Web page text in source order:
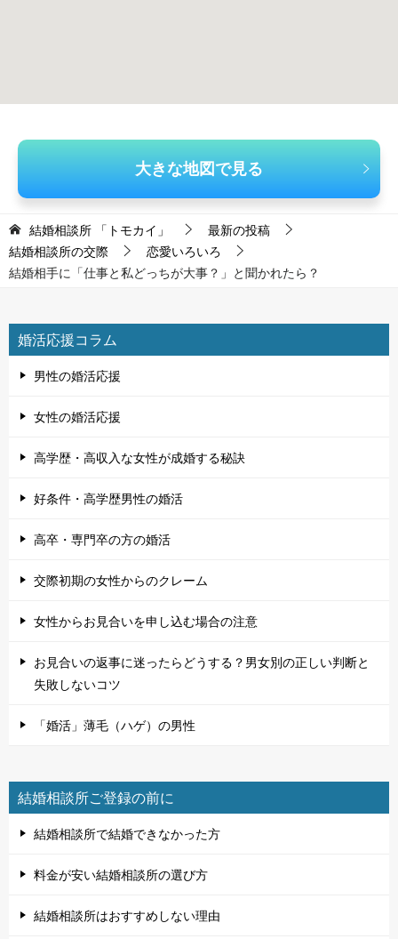
大きな地図で見る
結婚相談所 「トモカイ」
最新の投稿
結婚相談所の交際
恋愛いろいろ
結婚相手に「仕事と私どっちが大事？」と聞かれたら？
婚活応援コラム
男性の婚活応援
女性の婚活応援
高学歴・高収入な女性が成婚する秘訣
好条件・高学歴男性の婚活
高卒・専門卒の方の婚活
交際初期の女性からのクレーム
女性からお見合いを申し込む場合の注意
お見合いの返事に迷ったらどうする？男女別の正しい判断と
失敗しないコツ
「婚活」薄毛（ハゲ）の男性
結婚相談所ご登録の前に
結婚相談所で結婚できなかった方
料金が安い結婚相談所の選び方
結婚相談所はおすすめしない理由